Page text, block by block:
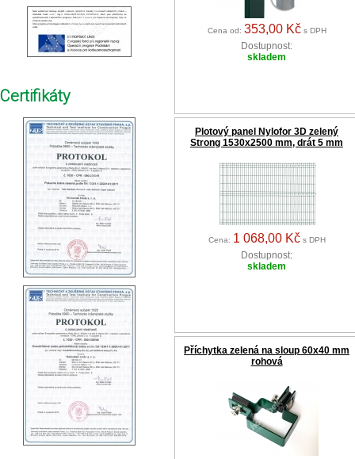
Cena od: 353,00 Kčs DPH
Dostupnost:
skladem
Plotový panel Nylofor 3D zelený
Strong 1530x2500 mm, drát 5 mm
Cena: 1 068,00 Kčs DPH
Dostupnost:
skladem
Příchytka zelená na sloup 60x40 mm
rohová
Certifikáty